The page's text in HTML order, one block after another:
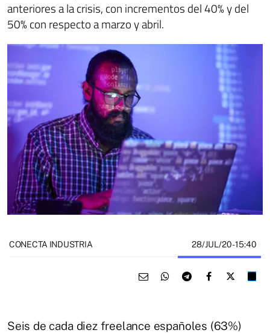
anteriores a la crisis, con incrementos del 40% y del
50% con respecto a marzo y abril.
CONECTA INDUSTRIA 28/JUL/20- 15:40
Seis de cada diez freelance españoles (63%)